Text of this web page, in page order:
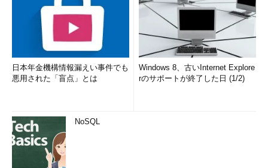
日本年金機構情報漏えい事件でも
悪用された「盲点」とは
Windows 8、古いInternet Explore
rのサポートが終了した日 (1/2)
NoSQL